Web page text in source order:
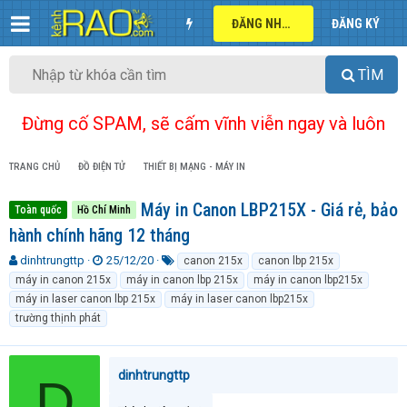
ĐĂNG NHẬP ĐĂNG KÝ
TÌM
Đừng cố SPAM, sẽ cấm vĩnh viễn ngay và luôn
TRANG CHỦ ĐỒ ĐIỆN TỬ THIẾT BỊ MẠNG - MÁY IN
Toàn quốc Hồ Chí Minh
Máy in Canon LBP215X - Giá rẻ, bảo
hành chính hãng 12 tháng
T
h
r
e
a
s
dinhtrungttp
N
g
à
y
g
25/12/20
ừ
k
h
canon 215x
canon lbp 215x
máy in canon 215x
máy in canon lbp 215x
máy in canon lbp215x
máy in laser canon lbp 215x
máy in laser canon lbp215x
trường thịnh phát
dinhtrungttp